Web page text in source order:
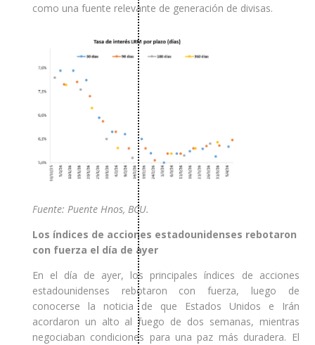
como una fuente relevante de generación de divisas.
Fuente: Puente Hnos, BCU.
Los índices de acciones estadounidenses rebotaron
con fuerza el día de ayer
En el día de ayer, los principales índices de acciones
estadounidenses rebotaron con fuerza, luego de
conocerse la noticia de que Estados Unidos e Irán
acordaron un alto al fuego de dos semanas, mientras
negociaban condiciones para una paz más duradera. El